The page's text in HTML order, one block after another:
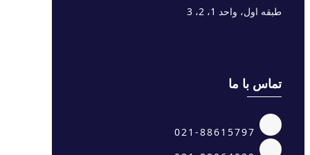
طبقه اول، واحد 1، 2، 3
تماس با ما